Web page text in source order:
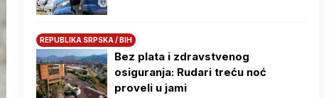
REPUBLIKA SRPSKA / BIH
Bez plata i zdravstvenog
osiguranja: Rudari treću noć
proveli u jami